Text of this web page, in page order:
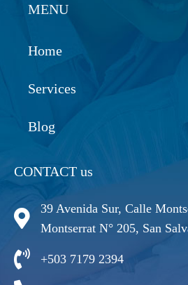
MENU
Home
Services
Blog
CONTACT us
39 Avenida Sur, Calle
Montserrat N° 205, San
+503 7179 2394